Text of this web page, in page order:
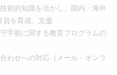
術的知識を活かし、国内・海外
を育成、支援
手順に関する教育プログラムの
わせへの対応（メール・オンラ